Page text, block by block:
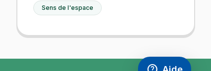
Sens de l'espace